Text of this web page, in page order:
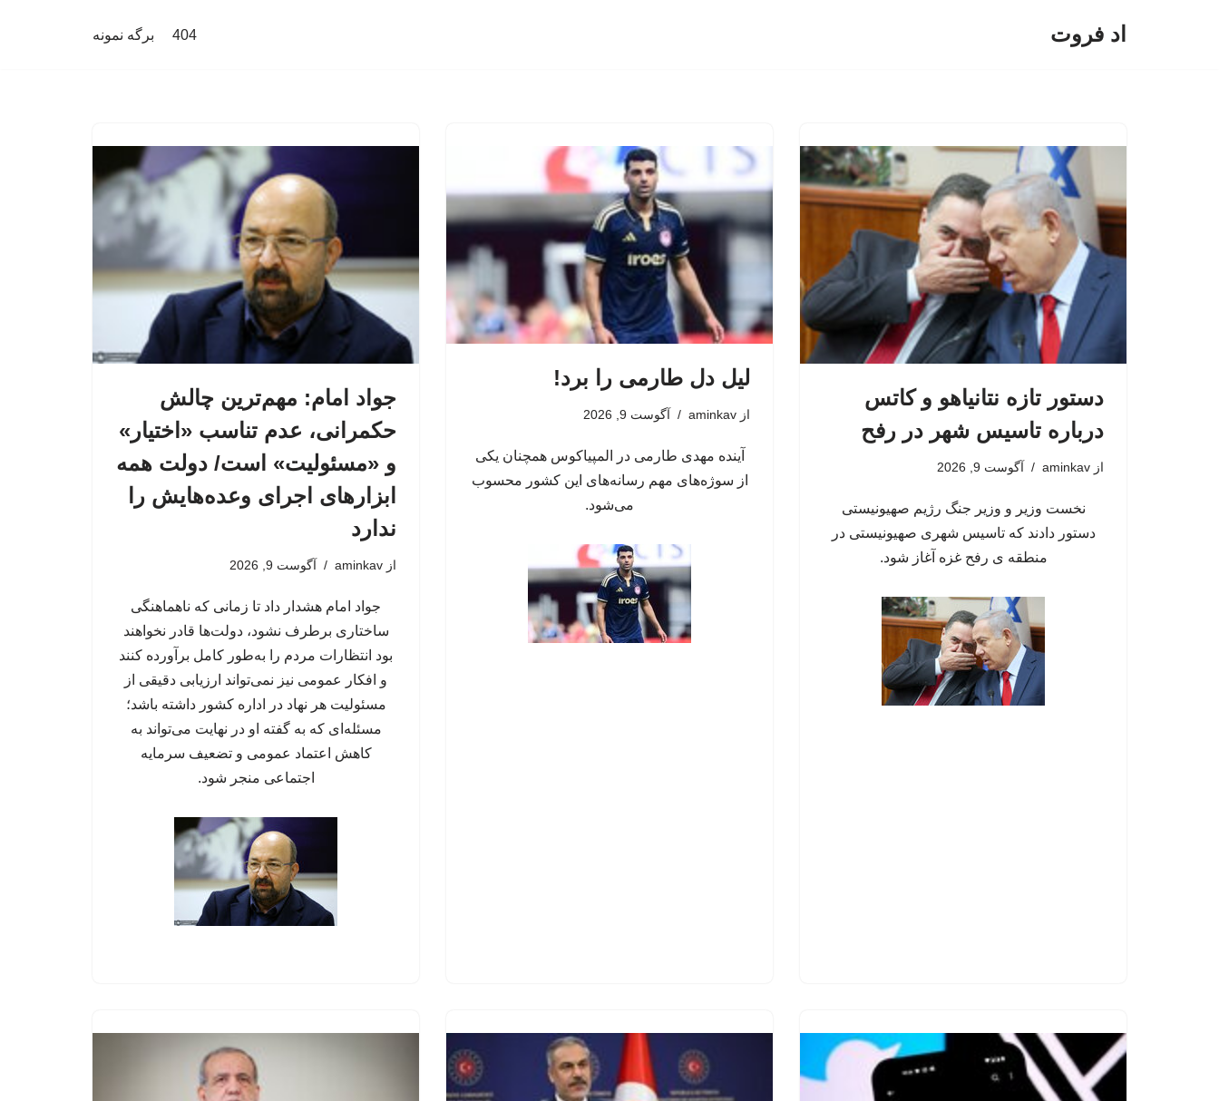
اد فروت 404 برگه نمونه
دستور تازه نتانیاهو و کاتس
درباره تاسیس شهر در رفح
از aminkav آگوست 9, 2026
نخست وزیر و وزیر جنگ رژیم صهیونیستی
دستور دادند که تاسیس شهری صهیونیستی در
منطقه ی رفح غزه آغاز شود.
لیل دل طارمی را برد!
از aminkav آگوست 9, 2026
آینده مهدی طارمی در المپیاکوس همچنان یکی
از سوژه‌های مهم رسانه‌های این کشور محسوب
می‌شود.
جواد امام: مهم‌ترین چالش
حکمرانی، عدم تناسب «اختیار»
و «مسئولیت» است/ دولت همه
ابزارهای اجرای وعده‌هایش را
ندارد
از aminkav آگوست 9, 2026
جواد امام هشدار داد تا زمانی که ناهماهنگی
ساختاری برطرف نشود، دولت‌ها قادر نخواهند
بود انتظارات مردم را به‌طور کامل برآورده کنند
و افکار عمومی نیز نمی‌تواند ارزیابی دقیقی از
مسئولیت هر نهاد در اداره کشور داشته باشد؛
مسئله‌ای که به گفته او در نهایت می‌تواند به
کاهش اعتماد عمومی و تضعیف سرمایه
اجتماعی منجر شود.